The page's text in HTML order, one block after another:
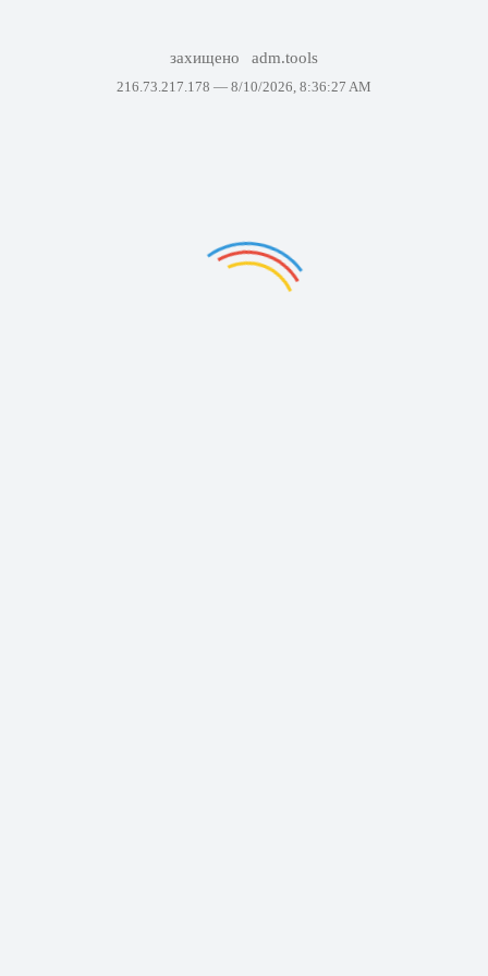
захищено adm.tools
216.73.217.178 — 8/10/2026, 8:36:27 AM